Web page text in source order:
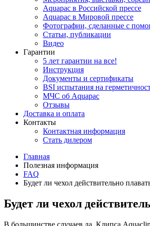
Aquapac в Российской прессе
Aquapac в Мировой прессе
Фотографии, сделанные с
Статьи, публикации
Видео
Гарантии
5 лет гарантии на все!
Инструкция
Документы и сертификаты
BSI испытания на
МЧС об Aquapac
Отзывы
Доставка и оплата
Контакты
Контактная информация
Стать дилером
Главная
Полезная информация
FAQ
Будет ли чехол действительно
Будет ли чехол
В большинстве случаев да. Клипса